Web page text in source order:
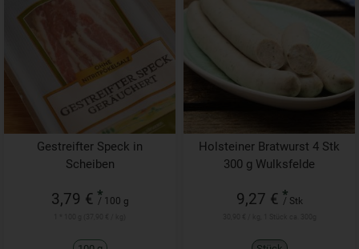
Gestreifter Speck in
Scheiben
3,79 € *
/ 100 g
Holsteiner Bratwurst 4 Stk
300 g Wulksfelde
9,27 € *
/ Stk